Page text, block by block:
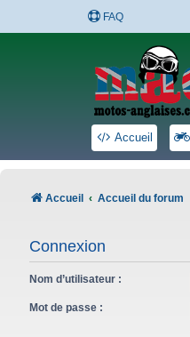
FAQ
Accueil
Accueil Accueil du forum
Connexion
Nom d’utilisateur :
Mot de passe :